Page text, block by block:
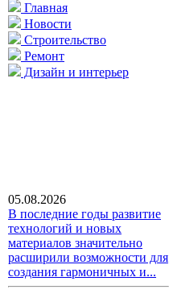
Главная
Новости
Строительство
Ремонт
Дизайн и интерьер
05.08.2026
В последние годы развитие
технологий и новых
материалов значительно
расширили возможности для
создания гармоничных и...